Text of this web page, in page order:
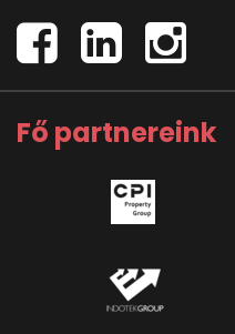
Fő partnereink